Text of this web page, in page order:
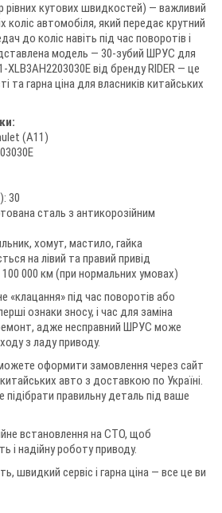
рівних кутових швидкостей) — важливий
коліс автомобіля, який передає крутний
до коліс навіть під час поворотів і
модель — 30-зубий ШРУС для
від бренду RIDER — це
та гарна ціна для власників китайських
(A11)
30
сталь з антикорозійним
хомут, мастило, гайка
на лівий та правий привід
100 000 км (при нормальних умовах)
«клацання» під час поворотів або
ознаки зносу, і час для заміна
адже несправний ШРУС може
з ладу приводу.
оформити замовлення через сайт
авто з доставкою по Україні.
правильну деталь під ваше
встановлення на СТО, щоб
і надійну роботу приводу.
швидкий сервіс і гарна ціна — все це ви